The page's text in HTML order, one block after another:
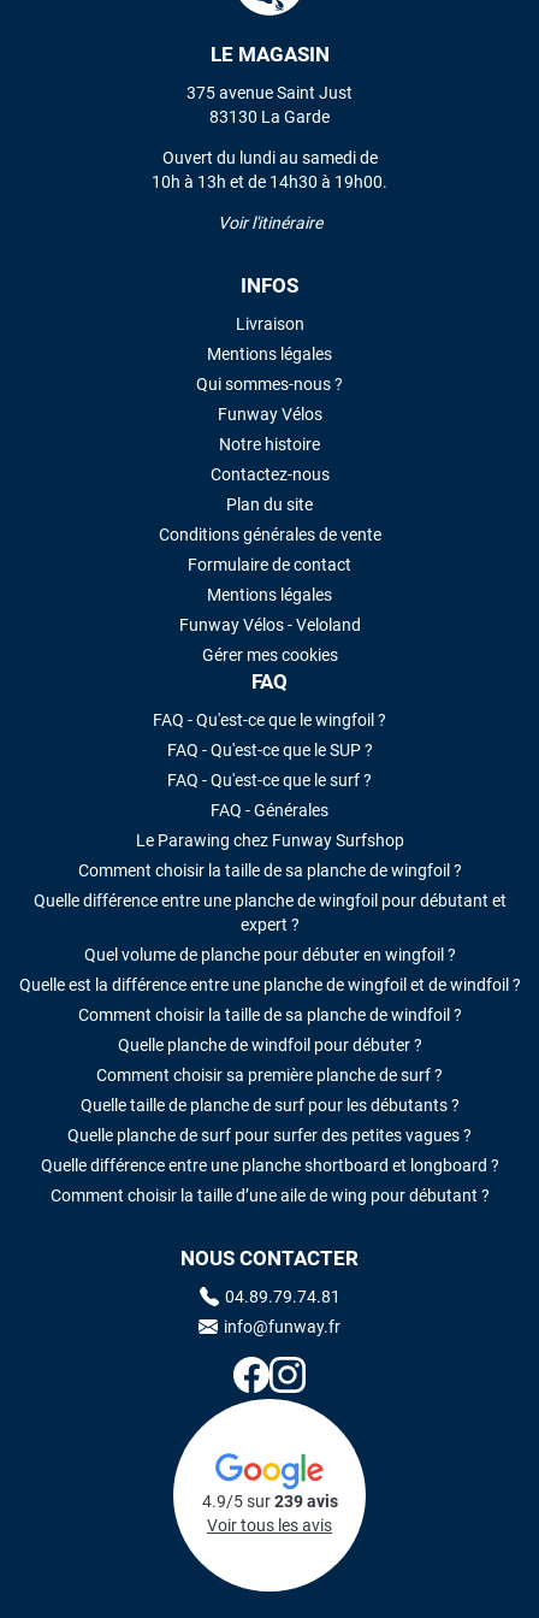
LE MAGASIN
375 avenue Saint Just
83130 La Garde
Ouvert du lundi au samedi de
10h à 13h et de 14h30 à 19h00.
Voir l'itinéraire
INFOS
Livraison
Mentions légales
Qui sommes-nous ?
Funway Vélos
Notre histoire
Contactez-nous
Plan du site
Conditions générales de vente
Formulaire de contact
Mentions légales
Funway Vélos - Veloland
Gérer mes cookies
FAQ
FAQ - Qu'est-ce que le wingfoil ?
FAQ - Qu'est-ce que le SUP ?
FAQ - Qu'est-ce que le surf ?
FAQ - Générales
Le Parawing chez Funway Surfshop
Comment choisir la taille de sa planche de wingfoil ?
Quelle différence entre une planche de wingfoil pour débutant et
expert ?
Quel volume de planche pour débuter en wingfoil ?
Quelle est la différence entre une planche de wingfoil et de windfoil ?
Comment choisir la taille de sa planche de windfoil ?
Quelle planche de windfoil pour débuter ?
Comment choisir sa première planche de surf ?
Quelle taille de planche de surf pour les débutants ?
Quelle planche de surf pour surfer des petites vagues ?
Quelle différence entre une planche shortboard et longboard ?
Comment choisir la taille d’une aile de wing pour débutant ?
NOUS CONTACTER
04.89.79.74.81
info@funway.fr
4.9/5 sur239 avis
Voir tous les avis
VOIR TOUS LES AVIS
LAISSER UN AVIS